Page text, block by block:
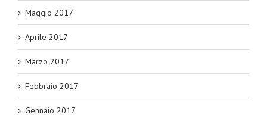
Maggio 2017
Aprile 2017
Marzo 2017
Febbraio 2017
Gennaio 2017